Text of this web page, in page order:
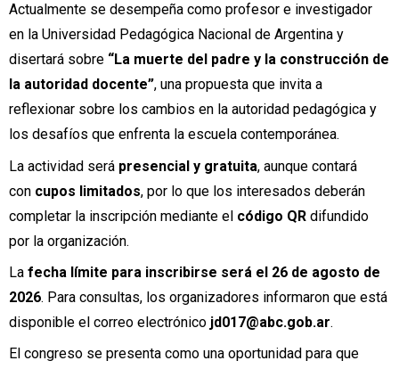
Actualmente se desempeña como profesor e investigador
en la Universidad Pedagógica Nacional de Argentina y
disertará sobre “La muerte del padre y la construcción de
la autoridad docente”, una propuesta que invita a
reflexionar sobre los cambios en la autoridad pedagógica y
los desafíos que enfrenta la escuela contemporánea.
La actividad será presencial y gratuita, aunque contará
con cupos limitados, por lo que los interesados deberán
completar la inscripción mediante el código QR difundido
por la organización.
La fecha límite para inscribirse será el 26 de agosto de
2026. Para consultas, los organizadores informaron que está
disponible el correo electrónico jd017@abc.gob.ar.
El congreso se presenta como una oportunidad para que